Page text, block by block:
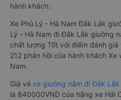
hành khách.
Xe Phủ Lý - Hà Nam Đắk Lắk
Lý - Hà Nam đi Đắk Lắk giường
chất lượng Tốt với điểm đánh
212 phản hồi của hành khách
Nam.
Giá vé xe giường nằm đi Đắk
là 840000VND của hãng xe Hải